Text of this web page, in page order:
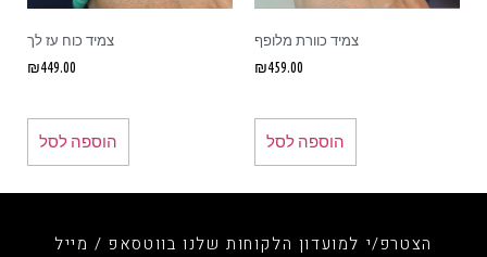
צמיד כוורת מלופף
₪459.00
הוספה לסל
צמיד כוח עז לך
₪449.00
הוספה לסל
הצטרפ/י למועדון הלקוחות שלנו בווטסאפ / מייל